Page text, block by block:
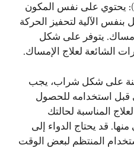
لاكتولوز (Lactulose-it): يحتوي على نفس المكون
بنفس الآلية لتحفيز الحركة
يتوفر على شكل
الشائعة لعلاج الإمساك.
على شكل شراب، يجب
قبل استخدامه للحصول
المناسبة لحالتك
قد يحتاج الدواء إلى
المنتظم لبعض الوقت